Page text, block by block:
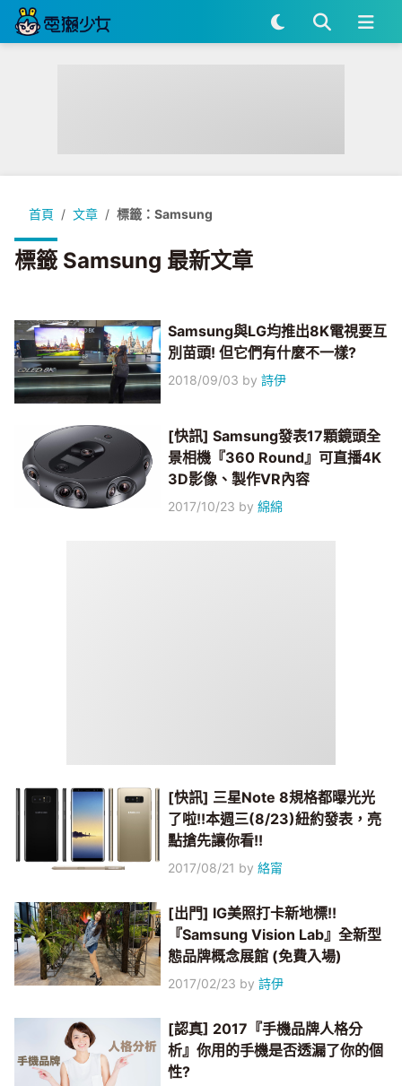
首頁 文章 標籤：Samsung
標籤 Samsung 最新文章
Samsung與LG均推出8K電視要互
別苗頭! 但它們有什麼不一樣?
2018/09/03 by詩伊
[快訊] Samsung發表17顆鏡頭全
景相機『360 Round』可直播4K
3D影像、製作VR內容
2017/10/23 by綿綿
[快訊] 三星Note 8規格都曝光光
了啦!!本週三(8/23)紐約發表，亮
點搶先讓你看!!
2017/08/21 by絡甯
[出門] IG美照打卡新地標!!
『Samsung Vision Lab』全新型
態品牌概念展館 (免費入場)
2017/02/23 by詩伊
[認真] 2017『手機品牌人格分
析』你用的手機是否透漏了你的個
性?